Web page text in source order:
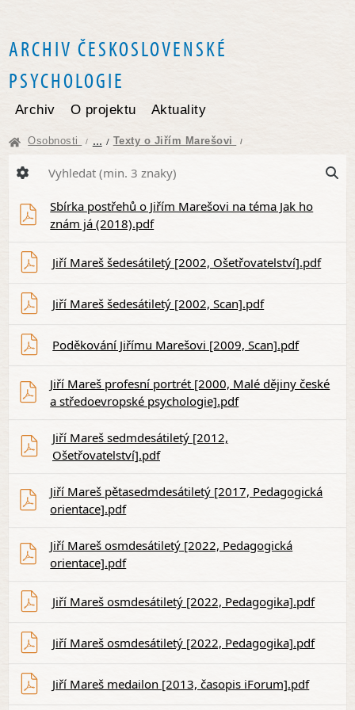
ARCHIV ČESKOSLOVENSKÉ
PSYCHOLOGIE
Archiv O projektu Aktuality
Osobnosti / ... / Texty o Jiřím Marešovi /
Sbírka postřehů o Jiřím Marešovi na téma Jak ho
znám já (2018).pdf
Jiří Mareš šedesátiletý [2002, Ošetřovatelství].pdf
Jiří Mareš šedesátiletý [2002, Scan].pdf
Poděkování Jiřímu Marešovi [2009, Scan].pdf
Jiří Mareš profesní portrét [2000, Malé dějiny české
a středoevropské psychologie].pdf
Jiří Mareš sedmdesátiletý [2012,
Ošetřovatelství].pdf
Jiří Mareš pětasedmdesátiletý [2017, Pedagogická
orientace].pdf
Jiří Mareš osmdesátiletý [2022, Pedagogická
orientace].pdf
Jiří Mareš osmdesátiletý [2022, Pedagogika].pdf
Jiří Mareš osmdesátiletý [2022, Pedagogika].pdf
Jiří Mareš medailon [2013, časopis iForum].pdf